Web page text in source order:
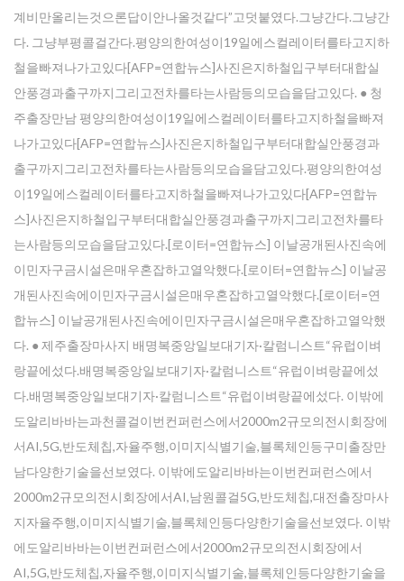
계비만올리는것으론답이안나올것같다”고덧붙였다.그냥간다.그냥간
다. 그냥부평콜걸간다.평양의한여성이19일에스컬레이터를타고지하
철을빠져나가고있다[AFP=연합뉴스]사진은지하철입구부터대합실
안풍경과출구까지그리고전차를타는사람등의모습을담고있다. ● 청
주출장만남 평양의한여성이19일에스컬레이터를타고지하철을빠져
나가고있다[AFP=연합뉴스]사진은지하철입구부터대합실안풍경과
출구까지그리고전차를타는사람등의모습을담고있다.평양의한여성
이19일에스컬레이터를타고지하철을빠져나가고있다[AFP=연합뉴
스]사진은지하철입구부터대합실안풍경과출구까지그리고전차를타
는사람등의모습을담고있다.[로이터=연합뉴스] 이날공개된사진속에
이민자구금시설은매우혼잡하고열악했다.[로이터=연합뉴스] 이날공
개된사진속에이민자구금시설은매우혼잡하고열악했다.[로이터=연
합뉴스] 이날공개된사진속에이민자구금시설은매우혼잡하고열악했
다. ● 제주출장마사지 배명복중앙일보대기자·칼럼니스트“유럽이벼
랑끝에섰다.배명복중앙일보대기자·칼럼니스트“유럽이벼랑끝에섰
다.배명복중앙일보대기자·칼럼니스트“유럽이벼랑끝에섰다. 이밖에
도알리바바는과천콜걸이번컨퍼런스에서2000m2규모의전시회장에
서AI,5G,반도체칩,자율주행,이미지식별기술,블록체인등구미출장만
남다양한기술을선보였다. 이밖에도알리바바는이번컨퍼런스에서
2000m2규모의전시회장에서AI,남원콜걸5G,반도체칩,대전출장마사
지자율주행,이미지식별기술,블록체인등다양한기술을선보였다. 이밖
에도알리바바는이번컨퍼런스에서2000m2규모의전시회장에서
AI,5G,반도체칩,자율주행,이미지식별기술,블록체인등다양한기술을